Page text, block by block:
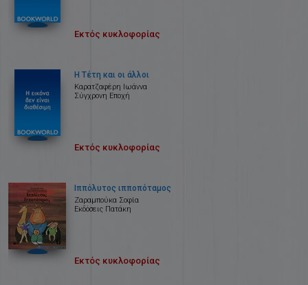
Εκτός κυκλοφορίας
Η Τέτη και οι άλλοι
Καρατζαφέρη Ιωάννα
Σύγχρονη Εποχή
Εκτός κυκλοφορίας
Ιππόλυτος ιπποπόταμος
Ζαραμπούκα Σοφία
Εκδόσεις Πατάκη
Εκτός κυκλοφορίας